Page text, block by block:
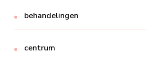
behandelingen
centrum